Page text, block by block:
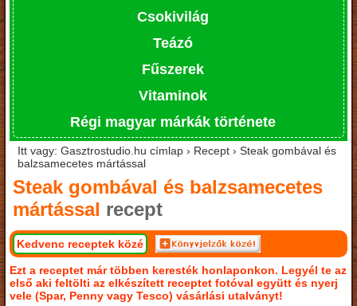
Csokivilág
Teázó
Fűszerek
Vitaminok
Régi magyar márkák története
Itt vagy: Gasztrostudio.hu címlap › Recept › Steak gombával és
balzsamecetes mártással
Steak gombával és balzsamecetes
mártással recept
Kedvenc receptek közé
Ezt a receptet már többen keresték honlaponkon. Legyél te az
első aki feltölti az elkészített receptet fotóval együtt és nyerj
vele (Spar, Penny vagy Tesco) vásárlási utalványt!